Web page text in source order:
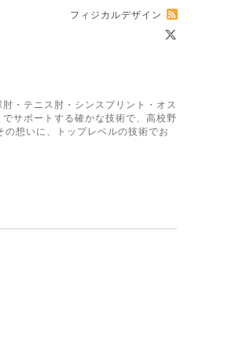
フィジカルデザイン
・テニス肘・シンスプリント・オス
サポートする確かな技術で、高校野
想いに、トップレベルの技術でお